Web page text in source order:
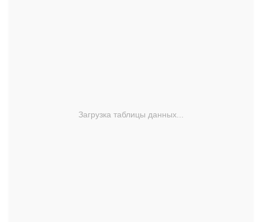
Загрузка таблицы данных...